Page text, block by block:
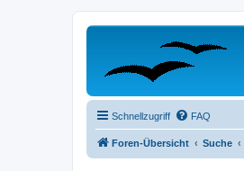
Schnellzugriff FAQ
Foren-Übersicht Suche